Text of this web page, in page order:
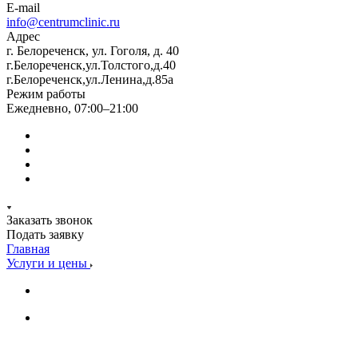
E-mail
info@centrumclinic.ru
Адрес
г. Белореченск, ул. Гоголя, д. 40
г.Белореченск,ул.Толстого,д.40
г.Белореченск,ул.Ленина,д.85а
Режим работы
Ежедневно, 07:00–21:00
Заказать звонок
Подать заявку
Главная
Услуги и цены